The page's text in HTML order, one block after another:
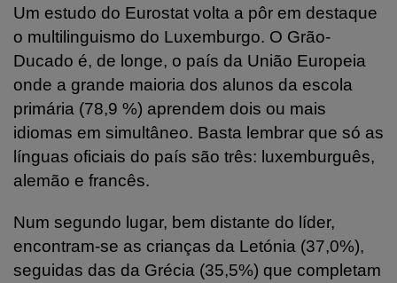
Um estudo do Eurostat volta a pôr em destaque
o multilinguismo do Luxemburgo. O Grão-
Ducado é, de longe, o país da União Europeia
onde a grande maioria dos alunos da escola
primária (78,9 %) aprendem dois ou mais
idiomas em simultâneo. Basta lembrar que só as
línguas oficiais do país são três: luxemburguês,
alemão e francês.
Num segundo lugar, bem distante do líder,
encontram-se as crianças da Letónia (37,0%),
seguidas das da Grécia (35,5%) que completam